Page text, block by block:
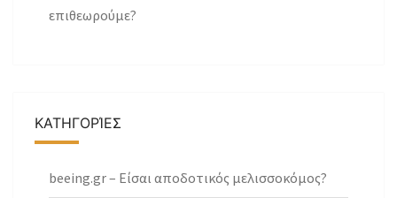
επιθεωρούμε?
ΚΑΤΗΓΟΡΊΕΣ
beeing.gr – Είσαι αποδοτικός μελισσοκόμος?